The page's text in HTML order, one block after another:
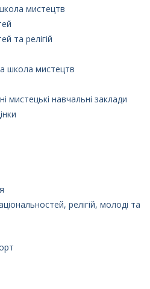
мистецтв
та релігій
школа мистецтв
мистецькі навчальні заклади
релігій, молоді та